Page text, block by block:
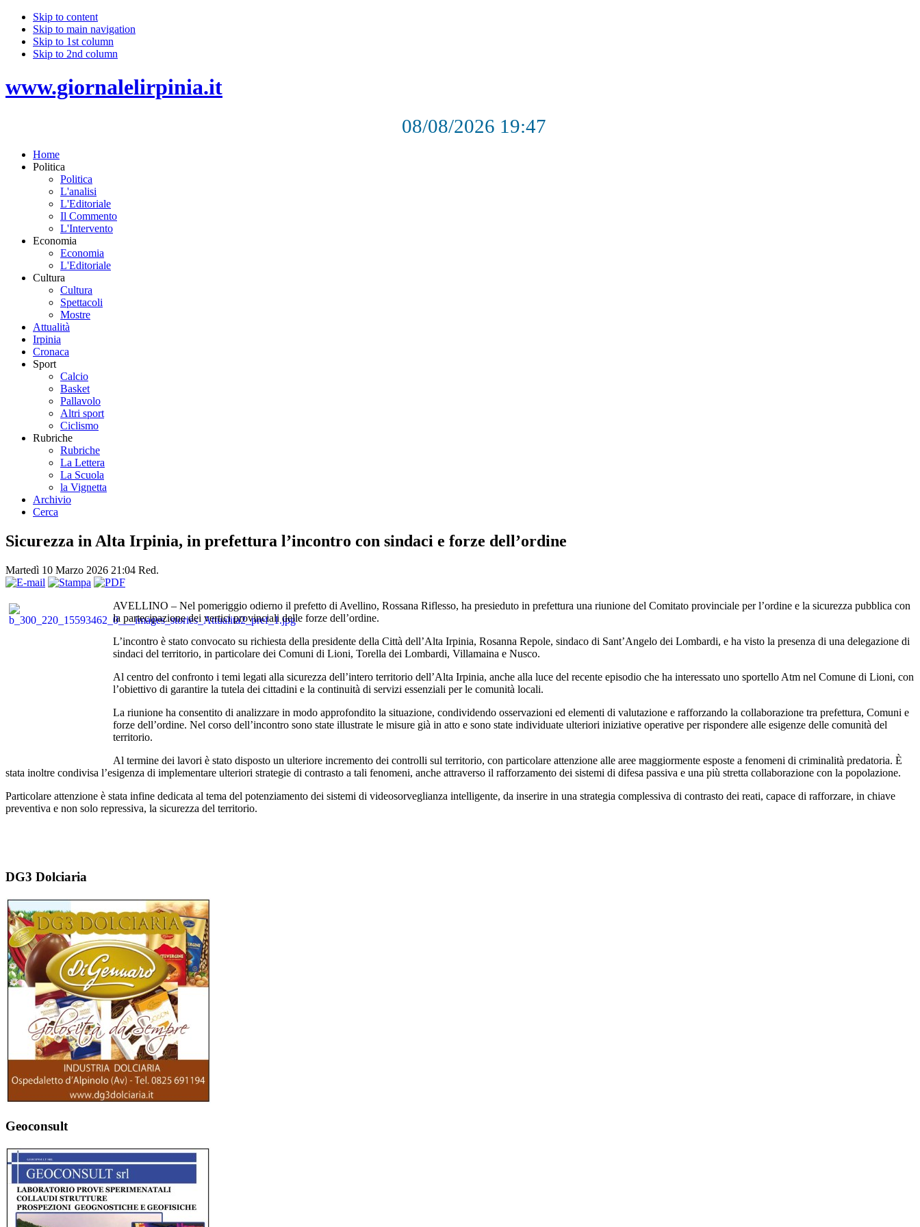
Skip to content
Skip to main navigation
Skip to 1st column
Skip to 2nd column
www.giornalelirpinia.it
08/08/2026 19:47
Home
Politica
Politica
L'analisi
L'Editoriale
Il Commento
L'Intervento
Economia
Economia
L'Editoriale
Cultura
Cultura
Spettacoli
Mostre
Attualità
Irpinia
Cronaca
Sport
Calcio
Basket
Pallavolo
Altri sport
Ciclismo
Rubriche
Rubriche
La Lettera
La Scuola
la Vignetta
Archivio
Cerca
Sicurezza in Alta Irpinia, in prefettura l’incontro con sindaci e forze dell’ordine
Martedì 10 Marzo 2026 21:04 Red.
AVELLINO – Nel pomeriggio odierno il prefetto di Avellino, Rossana Riflesso, ha presieduto in prefettura una riunione del Comitato provinciale per l’ordine e la sicurezza pubblica con
la partecipazione dei vertici provinciali delle forze dell’ordine.
L’incontro è stato convocato su richiesta della presidente della Città dell’Alta Irpinia, Rosanna Repole, sindaco di Sant’Angelo dei Lombardi, e ha visto la presenza di una delegazione di
sindaci del territorio, in particolare dei Comuni di Lioni, Torella dei Lombardi, Villamaina e Nusco.
Al centro del confronto i temi legati alla sicurezza dell’intero territorio dell’Alta Irpinia, anche alla luce del recente episodio che ha interessato uno sportello Atm nel Comune di Lioni, con
l’obiettivo di garantire la tutela dei cittadini e la continuità di servizi essenziali per le comunità locali.
La riunione ha consentito di analizzare in modo approfondito la situazione, condividendo osservazioni ed elementi di valutazione e rafforzando la collaborazione tra prefettura, Comuni e
forze dell’ordine. Nel corso dell’incontro sono state illustrate le misure già in atto e sono state individuate ulteriori iniziative operative per rispondere alle esigenze delle comunità del
territorio.
Al termine dei lavori è stato disposto un ulteriore incremento dei controlli sul territorio, con particolare attenzione alle aree maggiormente esposte a fenomeni di criminalità predatoria. È
stata inoltre condivisa l’esigenza di implementare ulteriori strategie di contrasto a tali fenomeni, anche attraverso il rafforzamento dei sistemi di difesa passiva e una più stretta collaborazione con la popolazione.
Particolare attenzione è stata infine dedicata al tema del potenziamento dei sistemi di videosorveglianza intelligente, da inserire in una strategia complessiva di contrasto dei reati, capace di rafforzare, in chiave
preventiva e non solo repressiva, la sicurezza del territorio.
DG3 Dolciaria
Geoconsult